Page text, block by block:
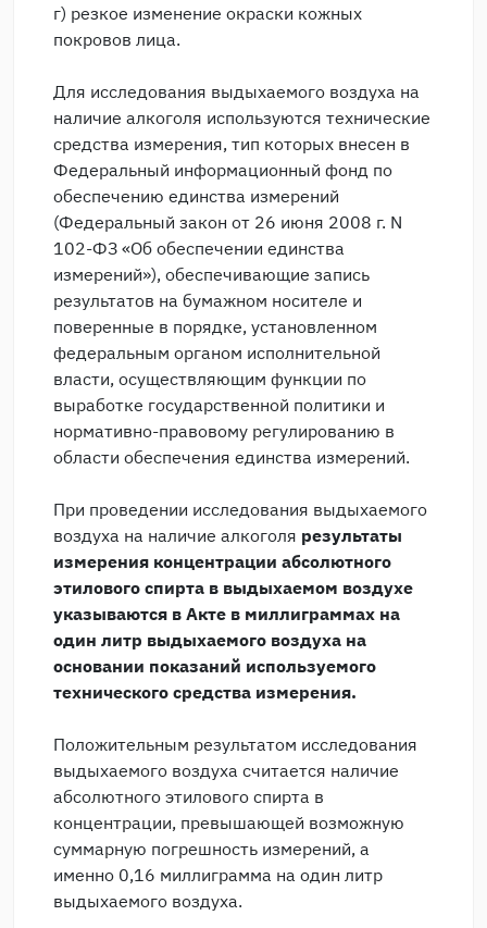
г) резкое изменение окраски кожных
покровов лица.
Для исследования выдыхаемого воздуха на
наличие алкоголя используются технические
средства измерения, тип которых внесен в
Федеральный информационный фонд по
обеспечению единства измерений
(Федеральный закон от 26 июня 2008 г. N
102-ФЗ «Об обеспечении единства
измерений»), обеспечивающие запись
результатов на бумажном носителе и
поверенные в порядке, установленном
федеральным органом исполнительной
власти, осуществляющим функции по
выработке государственной политики и
нормативно-правовому регулированию в
области обеспечения единства измерений.
При проведении исследования выдыхаемого
воздуха на наличие алкоголя результаты
измерения концентрации абсолютного
этилового спирта в выдыхаемом воздухе
указываются в Акте в миллиграммах на
один литр выдыхаемого воздуха на
основании показаний используемого
технического средства измерения.
Положительным результатом исследования
выдыхаемого воздуха считается наличие
абсолютного этилового спирта в
концентрации, превышающей возможную
суммарную погрешность измерений, а
именно 0,16 миллиграмма на один литр
выдыхаемого воздуха.